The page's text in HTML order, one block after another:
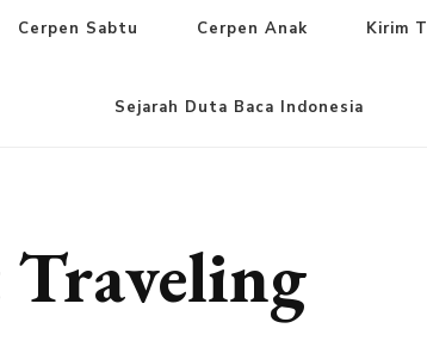
Cerpen Sabtu Cerpen Anak Kirim
Sejarah Duta Baca Indonesia
Traveling